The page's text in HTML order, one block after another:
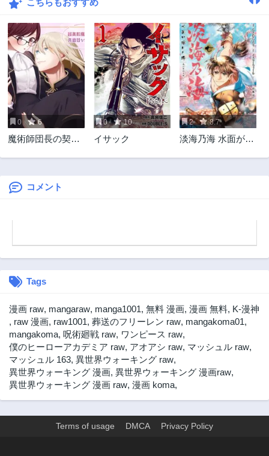
第142話
第140話
6ヶ月前
第139話
6ヶ月前
第138話
6ヶ月前
第137話
7ヶ月前
第136話 第135話
8ヶ月前
第134話
8ヶ月前
第133話
第132話 第131話
第130話
第124話
第122話
11ヶ月前
第121話
11ヶ月前
第120話
1年前
第119話
1年前
第118話
1年前
第117話
1年前
1年前
こちらもおすすめ
0 6
魔術師団長の契約
0 10
イサック
2 8.7
淡海乃海 水面が揺
コメント
Tags
漫画 raw, mangaraw, manga1001, 無料 漫画, 漫画 無料, K-漫神
, raw 漫画, raw1001, 葬送のフリーレン raw, mangakoma01,
mangakoma, 呪術廻戦 raw, ワンピース raw,
僕のヒーローアカデミア raw, アオアシ raw, マッシュル raw,
マッシュル 163, 異世界ウォーキング raw,
異世界ウォーキング 漫画, 異世界ウォーキング 漫画raw,
異世界ウォーキング 漫画 raw, 漫画 koma,
Terms of usage DMCA Privacy Policy